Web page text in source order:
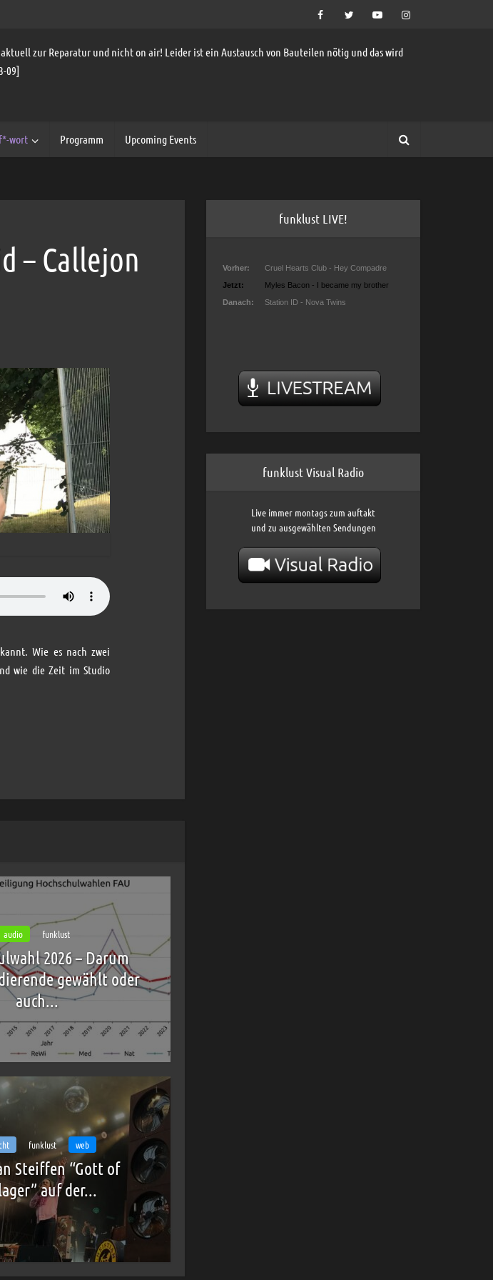
aktuell zur Reparatur und nicht on air! Leider ist ein Austausch von Bauteilen nötig und das wird
09]
f*-wort Programm Upcoming Events
– Callejon
Wie es nach zwei
wie die Zeit im Studio
audio funklust
2026 – Darum
gewählt oder
auch...
funklust web
Steiffen “Gott of
auf der...
funklust LIVE!
funklust Visual Radio
Live immer montags zum auftakt
und zu ausgewählten Sendungen